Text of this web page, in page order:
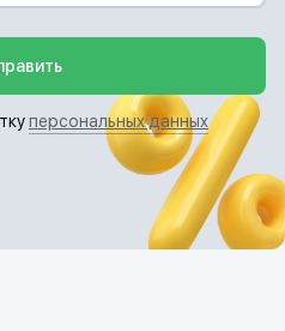
персональных данных